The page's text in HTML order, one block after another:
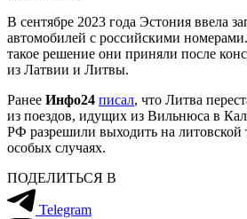
В сентябре 2023 года Эстония ввела
автомобилей с российскими
такое решение они приняли после
из Латвии и Литвы.
Ранее Инфо24 писал, что Литва
из поездов, идущих из Вильнюса в
РФ разрешили выходить на литовской
особых случаях.
ПОДЕЛИТЬСЯ В
Telegram